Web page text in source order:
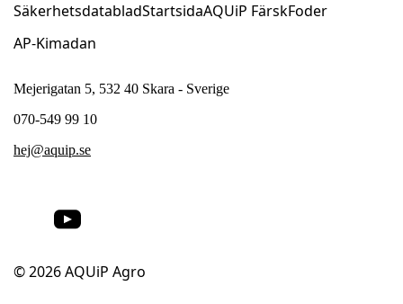
SäkerhetsdatabladStartsidaAQUiP FärskFoder
AP-Kimadan
Mejerigatan 5, 532 40 Skara - Sverige
070-549 99 10
hej@aquip.se
© 2026AQUiP Agro